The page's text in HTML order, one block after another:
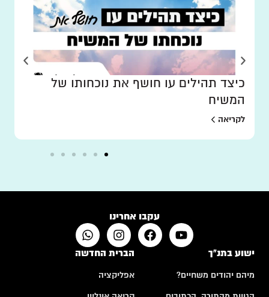
כיצד תהילים עו חושף את נוכחותו של
המשיח
לקריאה
עקבו אחרינו
ישוע בתנ"ך
מיהם יהודים משחיים?
הברית החדשה
אפליקציה